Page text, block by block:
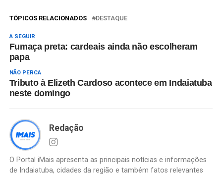
TÓPICOS RELACIONADOS DESTAQUE
A SEGUIR
Fumaça preta: cardeais ainda não escolheram
papa
NÃO PERCA
Tributo à Elizeth Cardoso acontece em Indaiatuba
neste domingo
Redação
O Portal iMais apresenta as principais notícias e informações
de Indaiatuba, cidades da região e também fatos relevantes